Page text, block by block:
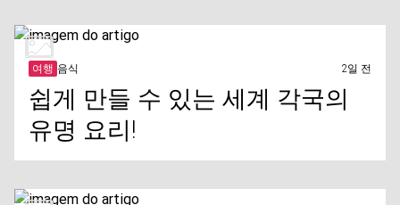
여행 음식 2일 전
쉽게 만들 수 있는 세계 각국의
유명 요리!